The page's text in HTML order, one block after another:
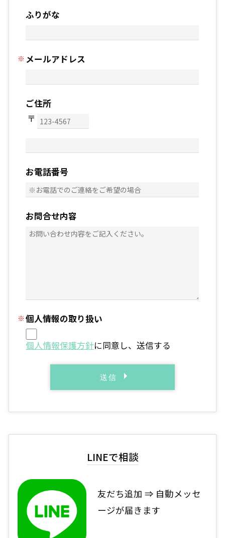
ふりがな
メールアドレス
ご住所
お電話番号
お問合せ内容
個人情報の取り扱い
個人情報保護方針に同意し、送信する
LINEで相談
友だち追加 ⇒ 自動メッセ
ージが届きます